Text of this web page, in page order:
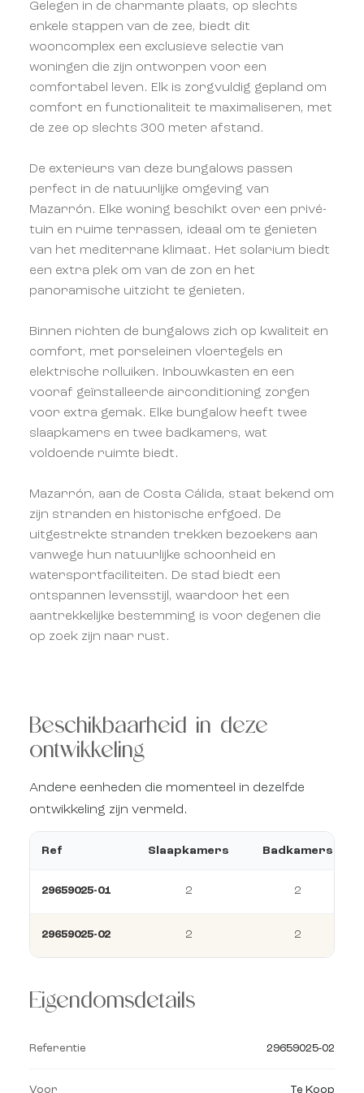
Gelegen in de charmante plaats, op slechts
enkele stappen van de zee, biedt dit
wooncomplex een exclusieve selectie van
woningen die zijn ontworpen voor een
comfortabel leven. Elk is zorgvuldig gepland om
comfort en functionaliteit te maximaliseren, met
de zee op slechts 300 meter afstand.
De exterieurs van deze bungalows passen
perfect in de natuurlijke omgeving van
Mazarrón. Elke woning beschikt over een privé-
tuin en ruime terrassen, ideaal om te genieten
van het mediterrane klimaat. Het solarium biedt
een extra plek om van de zon en het
panoramische uitzicht te genieten.
Binnen richten de bungalows zich op kwaliteit en
comfort, met porseleinen vloertegels en
elektrische rolluiken. Inbouwkasten en een
vooraf geïnstalleerde airconditioning zorgen
voor extra gemak. Elke bungalow heeft twee
slaapkamers en twee badkamers, wat
voldoende ruimte biedt.
Mazarrón, aan de Costa Cálida, staat bekend om
zijn stranden en historische erfgoed. De
uitgestrekte stranden trekken bezoekers aan
vanwege hun natuurlijke schoonheid en
watersportfaciliteiten. De stad biedt een
ontspannen levensstijl, waardoor het een
aantrekkelijke bestemming is voor degenen die
op zoek zijn naar rust.
Beschikbaarheid in deze
ontwikkeling
Andere eenheden die momenteel in dezelfde
ontwikkeling zijn vermeld.
Ref Slaapkamers Badkamers
29659025-01 2 2
29659025-02 2 2
Eigendomsdetails
Referentie 29659025-02
Voor Te Koop